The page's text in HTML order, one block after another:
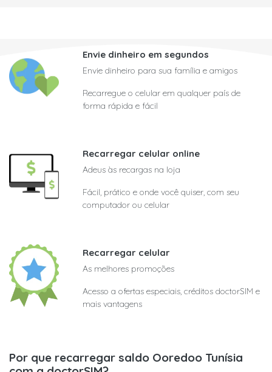
Envie dinheiro em segundos
Envie dinheiro para sua família e amigos
Recarregue o celular em qualquer país de
forma rápida e fácil
Recarregar celular online
Adeus às recargas na loja
Fácil, prático e onde você quiser, com seu
computador ou celular
Recarregar celular
As melhores promoções
Acesso a ofertas especiais, créditos doctorSIM e
mais vantagens
Por que recarregar saldo Ooredoo Tunísia